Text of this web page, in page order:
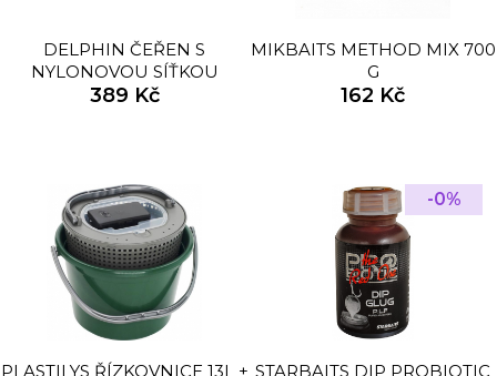
DELPHIN ČEŘEN S
NYLONOVOU SÍŤKOU
100X100CM
389 Kč
MIKBAITS METHOD MIX 700
G
162 Kč
PLASTILYS ŘÍZKOVNICE 13L + STARBAITS DIP PROBIOTIC
-0%